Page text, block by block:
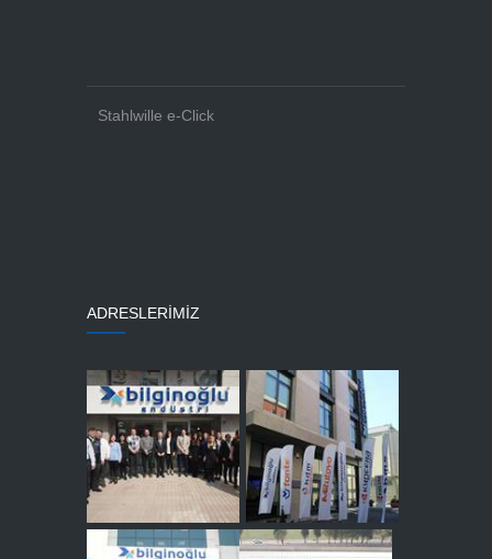
Stahlwille e-Click
ADRESLERİMİZ